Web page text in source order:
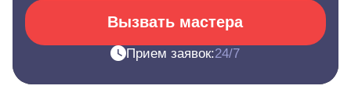
Вызвать мастера
Прием заявок:24/7